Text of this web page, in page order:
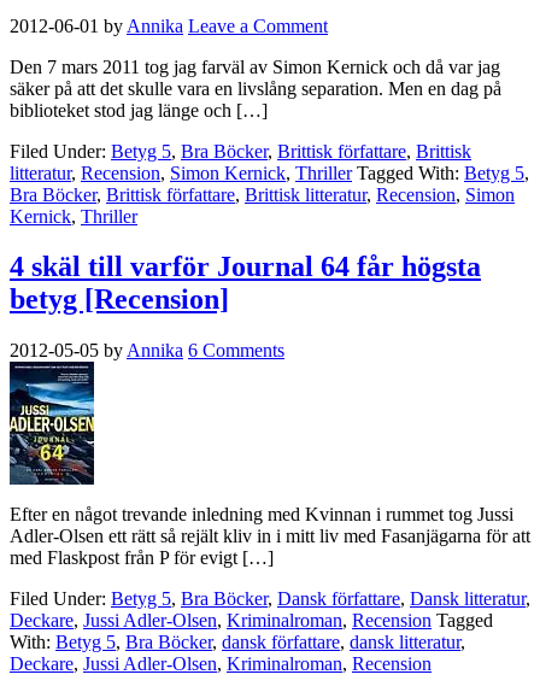
2012-06-01 by Annika Leave a Comment
Den 7 mars 2011 tog jag farväl av Simon Kernick och då var jag
säker på att det skulle vara en livslång separation. Men en dag på
biblioteket stod jag länge och […]
Filed Under: Betyg 5, Bra Böcker, Brittisk författare, Brittisk
litteratur, Recension, Simon Kernick, Thriller Tagged With: Betyg 5,
Bra Böcker, Brittisk författare, Brittisk litteratur, Recension, Simon
Kernick, Thriller
4 skäl till varför Journal 64 får högsta
betyg [Recension]
2012-05-05 by Annika 6 Comments
Efter en något trevande inledning med Kvinnan i rummet tog Jussi
Adler-Olsen ett rätt så rejält kliv in i mitt liv med Fasanjägarna för att
med Flaskpost från P för evigt […]
Filed Under: Betyg 5, Bra Böcker, Dansk författare, Dansk litteratur,
Deckare, Jussi Adler-Olsen, Kriminalroman, Recension Tagged
With: Betyg 5, Bra Böcker, dansk författare, dansk litteratur,
Deckare, Jussi Adler-Olsen, Kriminalroman, Recension